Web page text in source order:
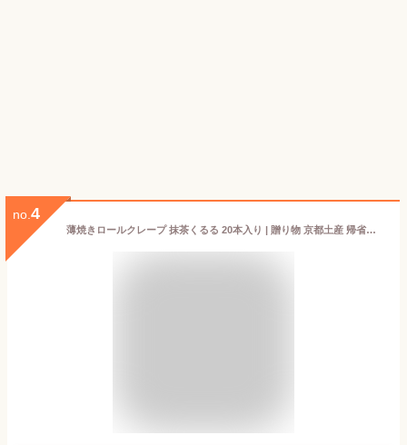
no. 4
薄焼きロールクレープ 抹茶くるる 20本入り | 贈り物 京都土産 帰省土産 旅行 京都 お土産 手土産 お菓子 抹茶スイーツ お取り寄せスイーツ 焼菓子 ギフト 取り寄せ 森半 抹茶 チョコレート チョコ コルネット 宇治 お取り寄せ 内祝い 和スイーツ 返礼 御礼 お返し